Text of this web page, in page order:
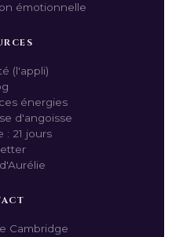
émotionnelle
(l'appli)
énergies
d'angoisse
: 21 jours
Cambridge